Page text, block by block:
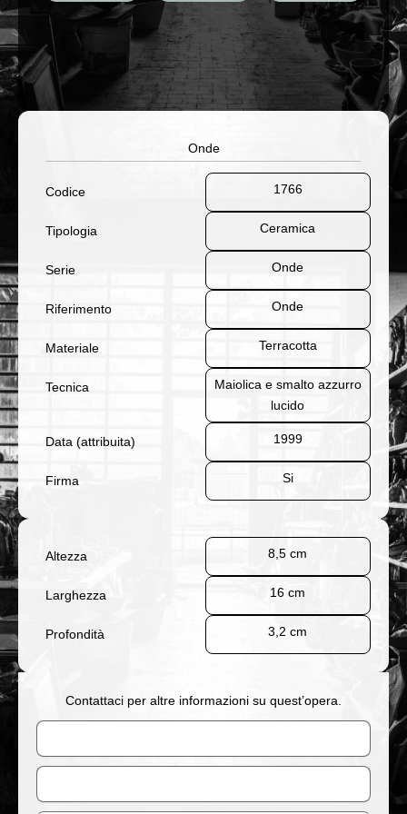
Onde
Codice 1766
Tipologia Ceramica
Serie Onde
Riferimento Onde
Materiale Terracotta
Tecnica
Maiolica e smalto azzurro
lucido
Data (attribuita) 1999
Firma Si
Altezza 8,5 cm
Larghezza 16 cm
Profondità 3,2 cm
Contattaci per altre informazioni su quest’opera.
Nome
Email